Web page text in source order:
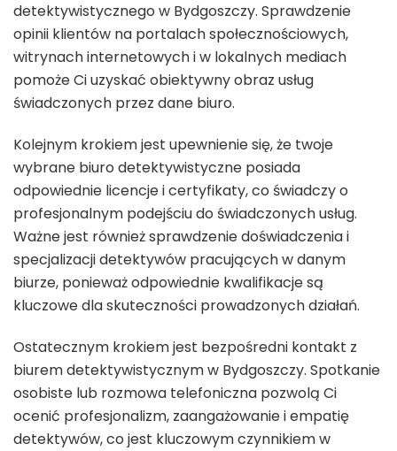
detektywistycznego w Bydgoszczy. Sprawdzenie
opinii klientów na portalach społecznościowych,
witrynach internetowych i w lokalnych mediach
pomoże Ci uzyskać obiektywny obraz usług
świadczonych przez dane biuro.
Kolejnym krokiem jest upewnienie się, że twoje
wybrane biuro detektywistyczne posiada
odpowiednie licencje i certyfikaty, co świadczy o
profesjonalnym podejściu do świadczonych usług.
Ważne jest również sprawdzenie doświadczenia i
specjalizacji detektywów pracujących w danym
biurze, ponieważ odpowiednie kwalifikacje są
kluczowe dla skuteczności prowadzonych działań.
Ostatecznym krokiem jest bezpośredni kontakt z
biurem detektywistycznym w Bydgoszczy. Spotkanie
osobiste lub rozmowa telefoniczna pozwolą Ci
ocenić profesjonalizm, zaangażowanie i empatię
detektywów, co jest kluczowym czynnikiem w